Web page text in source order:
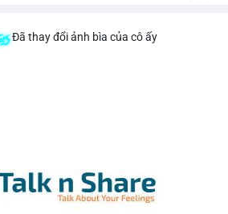
Đã thay đổi ảnh bìa của cô ấy